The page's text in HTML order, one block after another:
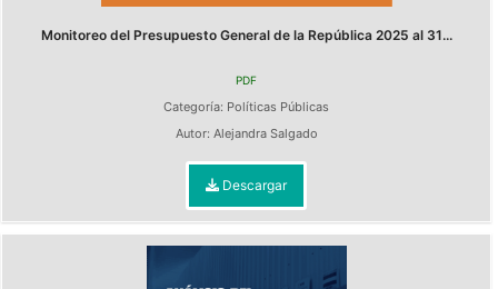
Monitoreo del Presupuesto General de la República 2025 al 31...
PDF
Categoría: Políticas Públicas
Autor: Alejandra Salgado
Descargar